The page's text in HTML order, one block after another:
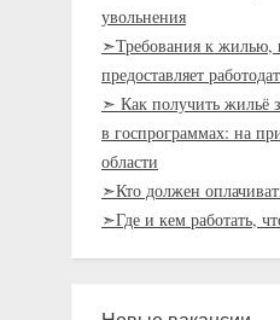
увольнения
➣Требования к жилью,
предоставляет
➣ Как получить жильё
в госпрограммах: на
области
➣Кто должен
➣Где и кем работать,